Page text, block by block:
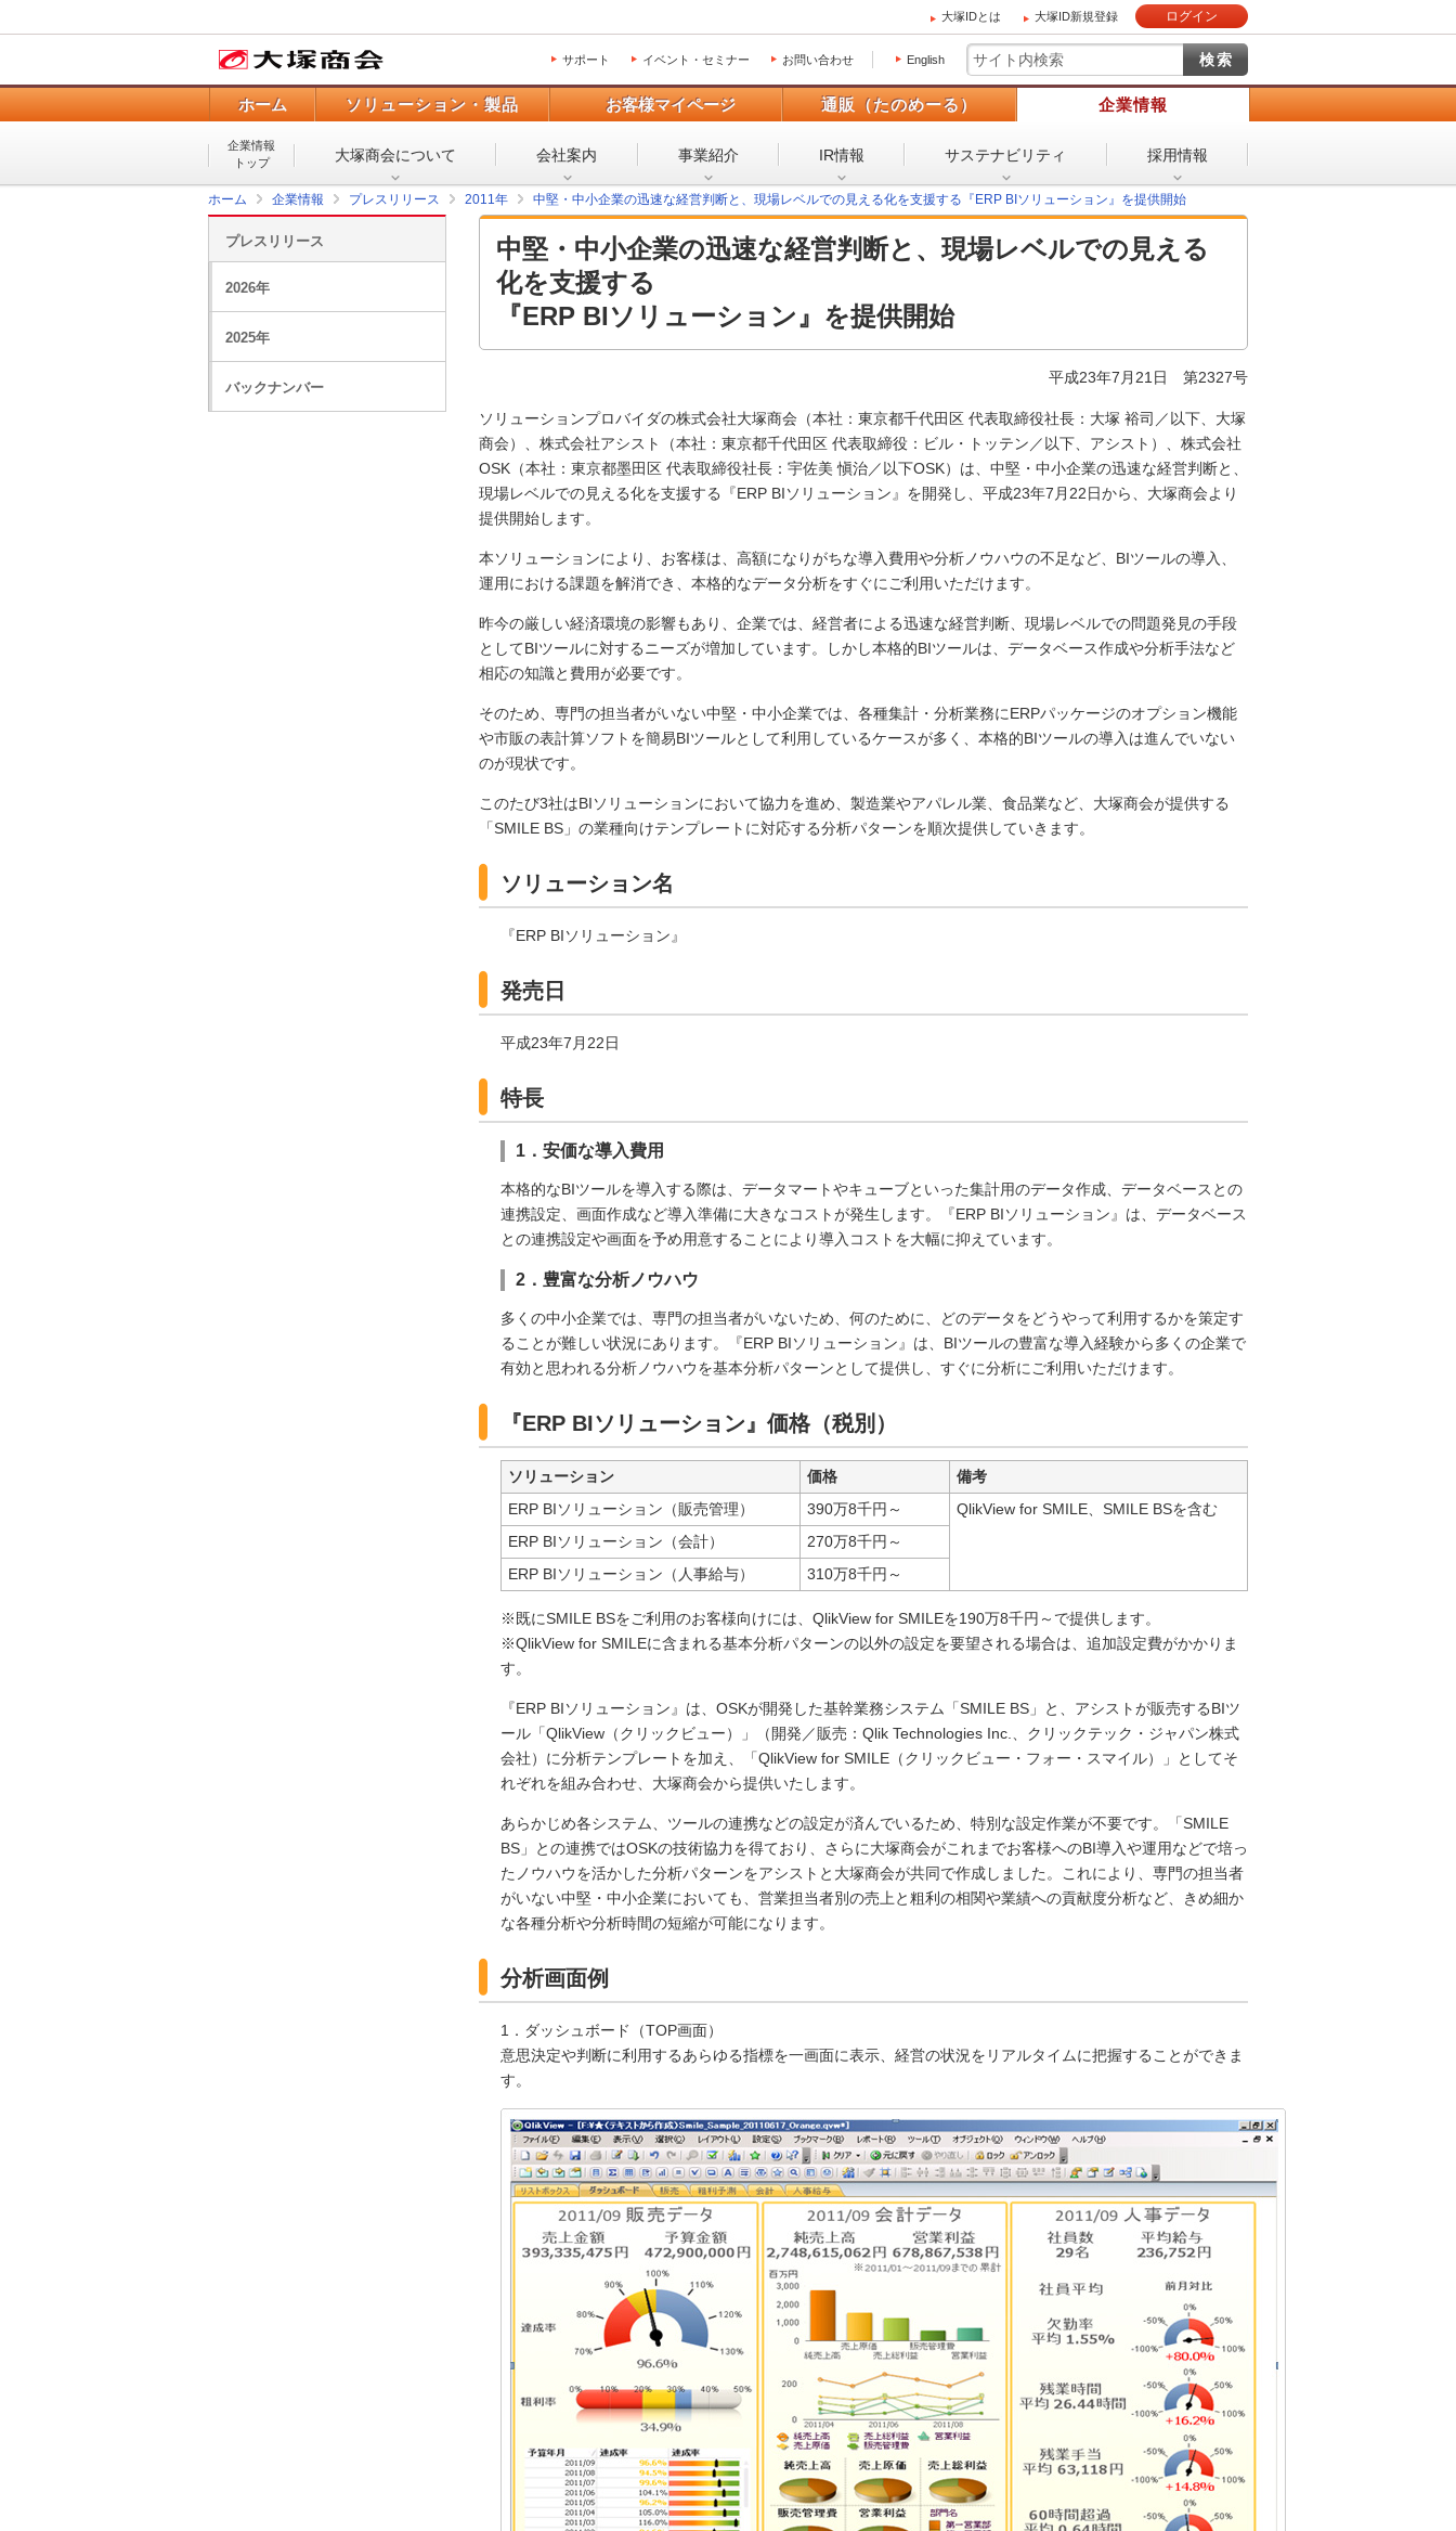
大塚IDとは 大塚ID新規登録 ログイン
サポート イベント・セミナー お問い合わせ English
ホーム ソリューション・製品 お客様マイページ 通販（たのめーる） 企業情報
企業情報
トップ
大塚商会について 会社案内 事業紹介 IR情報 サステナビリティ 採用情報
ホーム 企業情報 プレスリリース 2011年 中堅・中小企業の迅速な経営判断と、現場レベルでの見える化を支援する『ERP BIソリューション』を提供開始
中堅・中小企業の迅速な経営判断と、現場レベルでの見える
化を支援する
『ERP BIソリューション』を提供開始
平成23年7月21日 第2327号
ソリューションプロバイダの株式会社大塚商会（本社：東京都千代田区 代表取締役社長：大塚 裕司／以下、大塚
商会）、株式会社アシスト（本社：東京都千代田区 代表取締役：ビル・トッテン／以下、アシスト）、株式会社
OSK（本社：東京都墨田区 代表取締役社長：宇佐美 愼治／以下OSK）は、中堅・中小企業の迅速な経営判断と、
現場レベルでの見える化を支援する『ERP BIソリューション』を開発し、平成23年7月22日から、大塚商会より
提供開始します。
本ソリューションにより、お客様は、高額になりがちな導入費用や分析ノウハウの不足など、BIツールの導入、
運用における課題を解消でき、本格的なデータ分析をすぐにご利用いただけます。
昨今の厳しい経済環境の影響もあり、企業では、経営者による迅速な経営判断、現場レベルでの問題発見の手段
としてBIツールに対するニーズが増加しています。しかし本格的BIツールは、データベース作成や分析手法など
相応の知識と費用が必要です。
そのため、専門の担当者がいない中堅・中小企業では、各種集計・分析業務にERPパッケージのオプション機能
や市販の表計算ソフトを簡易BIツールとして利用しているケースが多く、本格的BIツールの導入は進んでいない
のが現状です。
このたび3社はBIソリューションにおいて協力を進め、製造業やアパレル業、食品業など、大塚商会が提供する
「SMILE BS」の業種向けテンプレートに対応する分析パターンを順次提供していきます。
ソリューション名
『ERP BIソリューション』
発売日
平成23年7月22日
特長
1．安価な導入費用
本格的なBIツールを導入する際は、データマートやキューブといった集計用のデータ作成、データベースとの
連携設定、画面作成など導入準備に大きなコストが発生します。『ERP BIソリューション』は、データベース
との連携設定や画面を予め用意することにより導入コストを大幅に抑えています。
2．豊富な分析ノウハウ
多くの中小企業では、専門の担当者がいないため、何のために、どのデータをどうやって利用するかを策定す
ることが難しい状況にあります。『ERP BIソリューション』は、BIツールの豊富な導入経験から多くの企業で
有効と思われる分析ノウハウを基本分析パターンとして提供し、すぐに分析にご利用いただけます。
『ERP BIソリューション』価格（税別）
ソリューション 価格
備考
ERP BIソリューション（販売管理）
390万8千円～
QlikView for SMILE、SMILE BSを含む
ERP BIソリューション（会計）
270万8千円～
ERP BIソリューション（人事給与）
310万8千円～
※既にSMILE BSをご利用のお客様向けには、QlikView for SMILEを190万8千円～で提供します。
※QlikView for SMILEに含まれる基本分析パターンの以外の設定を要望される場合は、追加設定費がかかりま
す。
『ERP BIソリューション』は、OSKが開発した基幹業務システム「SMILE BS」と、アシストが販売するBIツ
ール「QlikView（クリックビュー）」（開発／販売：Qlik Technologies Inc.、クリックテック・ジャパン株式
会社）に分析テンプレートを加え、「QlikView for SMILE（クリックビュー・フォー・スマイル）」としてそ
れぞれを組み合わせ、大塚商会から提供いたします。
あらかじめ各システム、ツールの連携などの設定が済んでいるため、特別な設定作業が不要です。「SMILE
BS」との連携ではOSKの技術協力を得ており、さらに大塚商会がこれまでお客様へのBI導入や運用などで培っ
たノウハウを活かした分析パターンをアシストと大塚商会が共同で作成しました。これにより、専門の担当者
がいない中堅・中小企業においても、営業担当者別の売上と粗利の相関や業績への貢献度分析など、きめ細か
な各種分析や分析時間の短縮が可能になります。
分析画面例
1．ダッシュボード（TOP画面）
意思決定や判断に利用するあらゆる指標を一画面に表示、経営の状況をリアルタイムに把握することができま
す。
プレスリリース
2026年
2025年
バックナンバー